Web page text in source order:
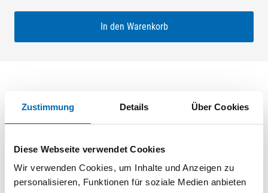
Zustimmung Details Über Cookies
Diese Webseite verwendet Cookies
Wir verwenden Cookies, um Inhalte und Anzeigen zu
personalisieren, Funktionen für soziale Medien anbieten
In den Warenkorb
Produktbeschreibung
1020mm Flachstulp 24x2,5mm L:2285,0mm Eckig Maße: A1
optional ferGUard*silber